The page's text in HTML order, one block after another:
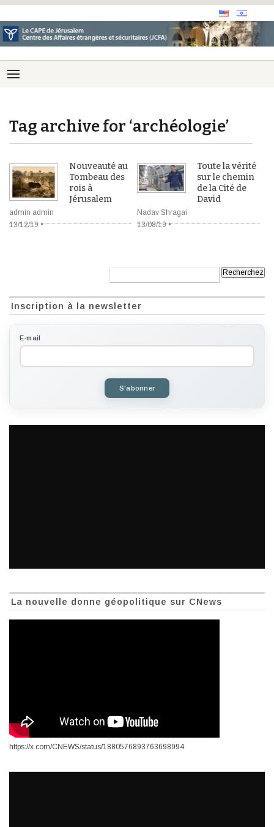
Tag archive for ‘archéologie’
Nouveauté au
Tombeau des
rois à
Jérusalem
admin admin
13/12/19 •
Toute la vérité
sur le chemin
de la Cité de
David
Nadav Shragai
13/08/19 •
Inscription à la newsletter
E-mail
S'abonner
La nouvelle donne géopolitique sur CNews
https://x.com/CNEWS/status/1880576893763698994